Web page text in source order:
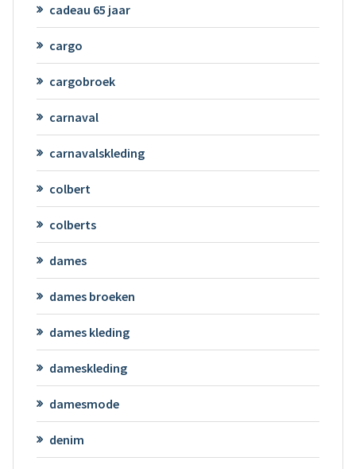
cadeau 65 jaar
cargo
cargobroek
carnaval
carnavalskleding
colbert
colberts
dames
dames broeken
dames kleding
dameskleding
damesmode
denim